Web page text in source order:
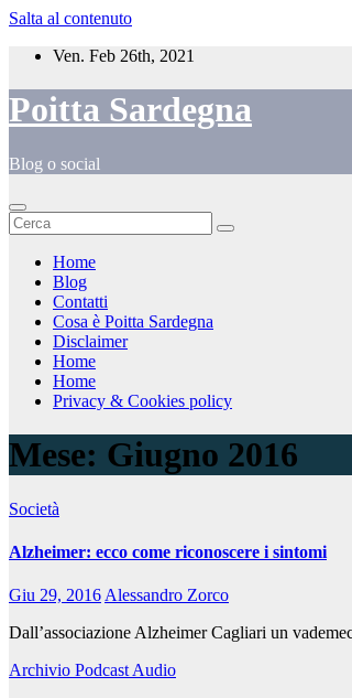
Salta al contenuto
Ven. Feb 26th, 2021
Poitta Sardegna
Blog o social
Home
Blog
Contatti
Cosa è Poitta Sardegna
Disclaimer
Home
Home
Privacy & Cookies policy
Mese: Giugno 2016
Società
Alzheimer: ecco come riconoscere i sintomi
Giu 29, 2016 Alessandro Zorco
Dall’associazione Alzheimer Cagliari un
Archivio Podcast Audio